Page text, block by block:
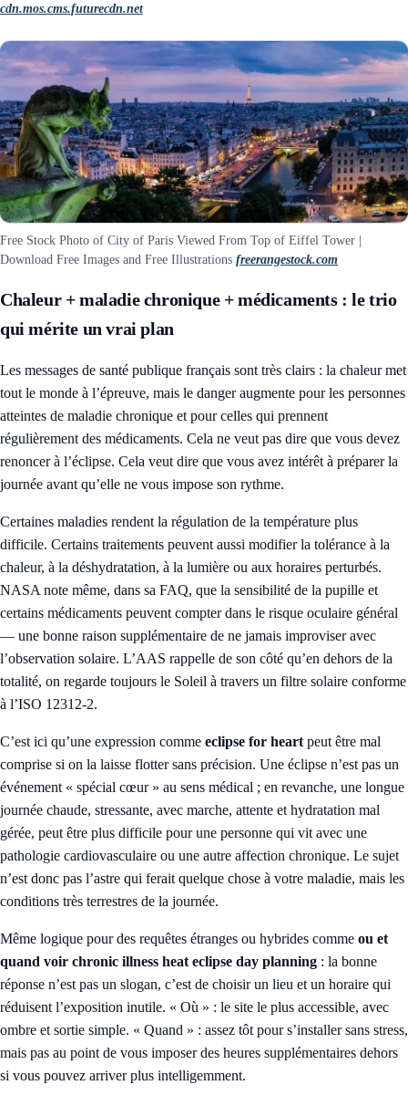
cdn.mos.cms.futurecdn.net
Free Stock Photo of City of Paris Viewed From Top of Eiffel Tower |
Download Free Images and Free Illustrations freerangestock.com
Chaleur + maladie chronique + médicaments : le trio
qui mérite un vrai plan
Les messages de santé publique français sont très clairs : la chaleur met
tout le monde à l’épreuve, mais le danger augmente pour les personnes
atteintes de maladie chronique et pour celles qui prennent
régulièrement des médicaments. Cela ne veut pas dire que vous devez
renoncer à l’éclipse. Cela veut dire que vous avez intérêt à préparer la
journée avant qu’elle ne vous impose son rythme.
Certaines maladies rendent la régulation de la température plus
difficile. Certains traitements peuvent aussi modifier la tolérance à la
chaleur, à la déshydratation, à la lumière ou aux horaires perturbés.
NASA note même, dans sa FAQ, que la sensibilité de la pupille et
certains médicaments peuvent compter dans le risque oculaire général
— une bonne raison supplémentaire de ne jamais improviser avec
l’observation solaire. L’AAS rappelle de son côté qu’en dehors de la
totalité, on regarde toujours le Soleil à travers un filtre solaire conforme
à l’ISO 12312-2.
C’est ici qu’une expression comme eclipse for heart peut être mal
comprise si on la laisse flotter sans précision. Une éclipse n’est pas un
événement « spécial cœur » au sens médical ; en revanche, une longue
journée chaude, stressante, avec marche, attente et hydratation mal
gérée, peut être plus difficile pour une personne qui vit avec une
pathologie cardiovasculaire ou une autre affection chronique. Le sujet
n’est donc pas l’astre qui ferait quelque chose à votre maladie, mais les
conditions très terrestres de la journée.
Même logique pour des requêtes étranges ou hybrides comme ou et
quand voir chronic illness heat eclipse day planning : la bonne
réponse n’est pas un slogan, c’est de choisir un lieu et un horaire qui
réduisent l’exposition inutile. « Où » : le site le plus accessible, avec
ombre et sortie simple. « Quand » : assez tôt pour s’installer sans stress,
mais pas au point de vous imposer des heures supplémentaires dehors
si vous pouvez arriver plus intelligemment.